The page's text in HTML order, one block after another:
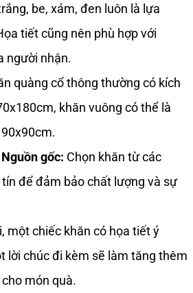
be, xám, đen luôn là lựa
tiết cũng nên phù hợp với
người nhận.
quàng cổ thông thường có kích
khăn vuông có thể là
gốc: Chọn khăn từ các
để đảm bảo chất lượng và sự
một chiếc khăn có họa tiết ý
lời chúc đi kèm sẽ làm tăng thêm
món quà.